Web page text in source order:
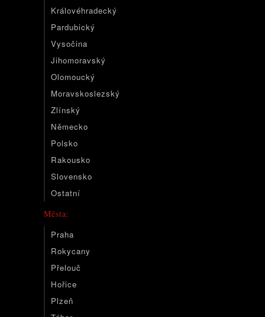
Královéhradecký
Pardubický
Vysočina
Jihomoravský
Olomoucký
Moravskoslezský
Zlínský
Německo
Polsko
Rakousko
Slovensko
Ostatní
Města:
Praha
Rokycany
Přelouč
Hořice
Plzeň